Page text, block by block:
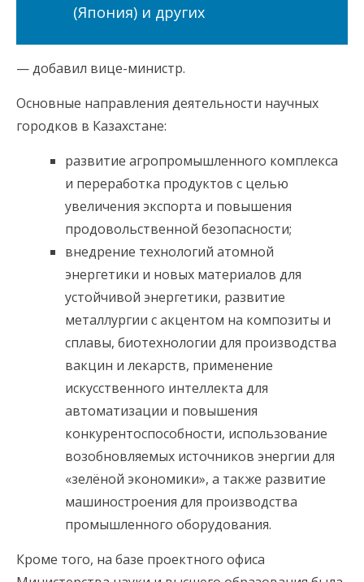
(Япония) и других
— добавил вице-министр.
Основные направления деятельности научных
городков в Казахстане:
развитие агропромышленного комплекса
и переработка продуктов с целью
увеличения экспорта и повышения
продовольственной безопасности;
внедрение технологий атомной
энергетики и новых материалов для
устойчивой энергетики, развитие
металлургии с акцентом на композиты и
сплавы, биотехнологии для производства
вакцин и лекарств, применение
искусственного интеллекта для
автоматизации и повышения
конкурентоспособности, использование
возобновляемых источников энергии для
«зелёной экономики», а также развитие
машиностроения для производства
промышленного оборудования.
Кроме того, на базе проектного офиса